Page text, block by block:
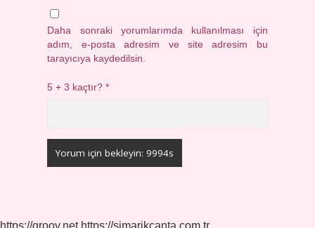
Daha sonraki yorumlarımda kullanılması için
adım, e-posta adresim ve site adresim bu
tarayıcıya kaydedilsin.
5 + 3 kaçtır?*
https://grooy.net https://simarikcanta.com.tr